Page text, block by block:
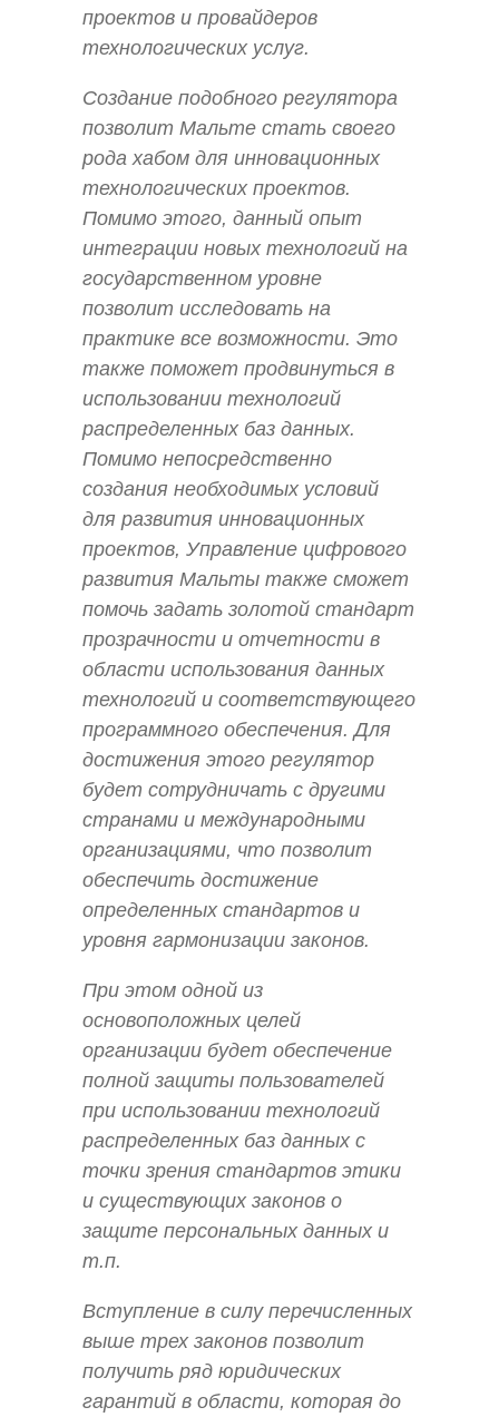
проектов и провайдеров
технологических услуг.
Создание подобного регулятора
позволит Мальте стать своего
рода хабом для инновационных
технологических проектов.
Помимо этого, данный опыт
интеграции новых технологий на
государственном уровне
позволит исследовать на
практике все возможности. Это
также поможет продвинуться в
использовании технологий
распределенных баз данных.
Помимо непосредственно
создания необходимых условий
для развития инновационных
проектов, Управление цифрового
развития Мальты также сможет
помочь задать золотой стандарт
прозрачности и отчетности в
области использования данных
технологий и соответствующего
программного обеспечения. Для
достижения этого регулятор
будет сотрудничать с другими
странами и международными
организациями, что позволит
обеспечить достижение
определенных стандартов и
уровня гармонизации законов.
При этом одной из
основоположных целей
организации будет обеспечение
полной защиты пользователей
при использовании технологий
распределенных баз данных с
точки зрения стандартов этики
и существующих законов о
защите персональных данных и
т.п.
Вступление в силу перечисленных
выше трех законов позволит
получить ряд юридических
гарантий в области, которая до